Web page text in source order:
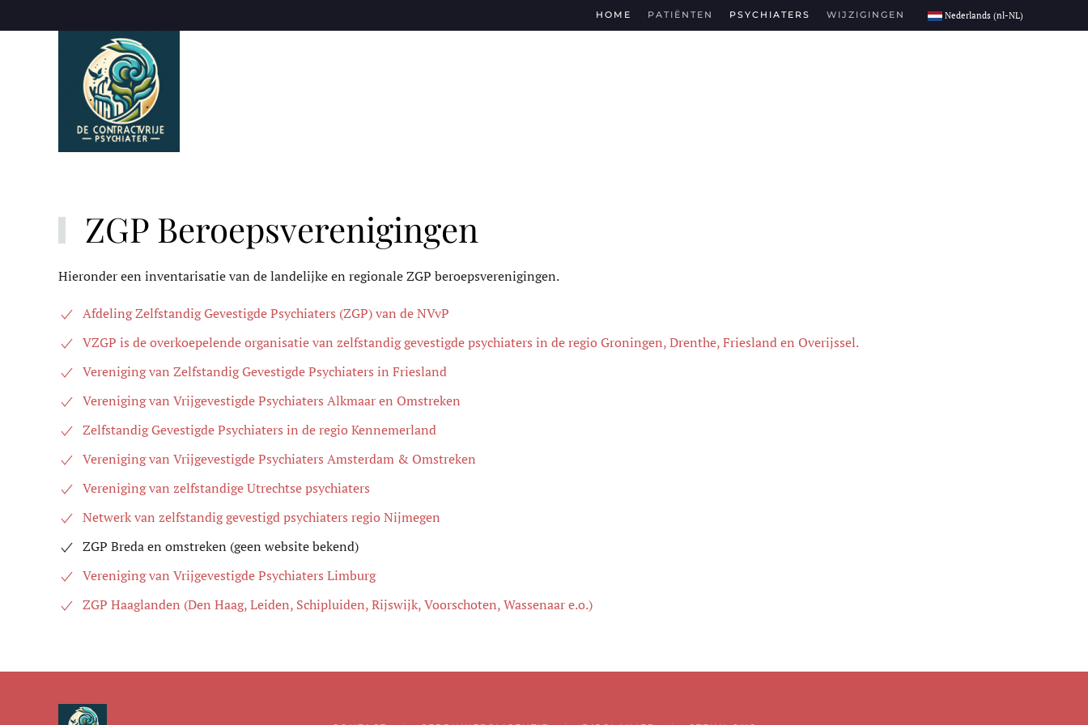
Skip to main content
HOME PATIËNTEN PSYCHIATERS WIJZIGINGEN Nederlands (nl-NL)
ZGP Beroepsverenigingen
Hieronder een inventarisatie van de landelijke en regionale ZGP beroepsverenigingen.
Afdeling Zelfstandig Gevestigde Psychiaters (ZGP) van de NVvP
VZGP is de overkoepelende organisatie van zelfstandig gevestigde psychiaters in de regio Groningen, Drenthe, Friesland en Overijssel.
Vereniging van Zelfstandig Gevestigde Psychiaters in Friesland
Vereniging van Vrijgevestigde Psychiaters Alkmaar en Omstreken
Zelfstandig Gevestigde Psychiaters in de regio Kennemerland
Vereniging van Vrijgevestigde Psychiaters Amsterdam & Omstreken
Vereniging van zelfstandige Utrechtse psychiaters
Netwerk van zelfstandig gevestigd psychiaters regio Nijmegen
ZGP Breda en omstreken (geen website bekend)
Vereniging van Vrijgevestigde Psychiaters Limburg
ZGP Haaglanden (Den Haag, Leiden, Schipluiden, Rijswijk, Voorschoten, Wassenaar e.o.)